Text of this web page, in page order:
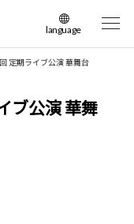
language
日本語
簡体中文
繁体中文
定期ライブ公演 華舞台
ブ公演 華舞